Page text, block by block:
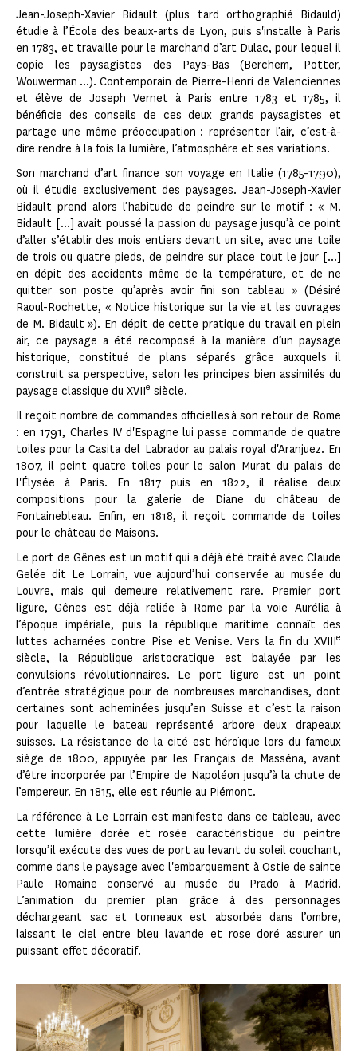
Jean-Joseph-Xavier Bidault (plus tard orthographié Bidauld)
étudie à l’École des beaux-arts de Lyon, puis s'installe à Paris
en 1783, et travaille pour le marchand d’art Dulac, pour lequel il
copie les paysagistes des Pays-Bas (Berchem, Potter,
Wouwerman ...). Contemporain de Pierre-Henri de Valenciennes
et élève de Joseph Vernet à Paris entre 1783 et 1785, il
bénéficie des conseils de ces deux grands paysagistes et
partage une même préoccupation : représenter l’air, c’est-à-
dire rendre à la fois la lumière, l’atmosphère et ses variations.
Son marchand d’art finance son voyage en Italie (1785-1790),
où il étudie exclusivement des paysages. Jean-Joseph-Xavier
Bidault prend alors l’habitude de peindre sur le motif : « M.
Bidault [...] avait poussé la passion du paysage jusqu’à ce point
d’aller s’établir des mois entiers devant un site, avec une toile
de trois ou quatre pieds, de peindre sur place tout le jour [...]
en dépit des accidents même de la température, et de ne
quitter son poste qu’après avoir fini son tableau » (Désiré
Raoul-Rochette, « Notice historique sur la vie et les ouvrages
de M. Bidault »). En dépit de cette pratique du travail en plein
air, ce paysage a été recomposé à la manière d’un paysage
historique, constitué de plans séparés grâce auxquels il
construit sa perspective, selon les principes bien assimilés du
paysage classique du XVIIe siècle.
Il reçoit nombre de commandes officielles à son retour de Rome
: en 1791, Charles IV d'Espagne lui passe commande de quatre
toiles pour la Casita del Labrador au palais royal d'Aranjuez. En
1807, il peint quatre toiles pour le salon Murat du palais de
l'Élysée à Paris. En 1817 puis en 1822, il réalise deux
compositions pour la galerie de Diane du château de
Fontainebleau. Enfin, en 1818, il reçoit commande de toiles
pour le château de Maisons.
Le port de Gênes est un motif qui a déjà été traité avec Claude
Gelée dit Le Lorrain, vue aujourd’hui conservée au musée du
Louvre, mais qui demeure relativement rare. Premier port
ligure, Gênes est déjà reliée à Rome par la voie Aurélia à
l’époque impériale, puis la république maritime connaît des
luttes acharnées contre Pise et Venise. Vers la fin du XVIIIe
siècle, la République aristocratique est balayée par les
convulsions révolutionnaires. Le port ligure est un point
d’entrée stratégique pour de nombreuses marchandises, dont
certaines sont acheminées jusqu’en Suisse et c’est la raison
pour laquelle le bateau représenté arbore deux drapeaux
suisses. La résistance de la cité est héroïque lors du fameux
siège de 1800, appuyée par les Français de Masséna, avant
d’être incorporée par l’Empire de Napoléon jusqu’à la chute de
l’empereur. En 1815, elle est réunie au Piémont.
La référence à Le Lorrain est manifeste dans ce tableau, avec
cette lumière dorée et rosée caractéristique du peintre
lorsqu’il exécute des vues de port au levant du soleil couchant,
comme dans le paysage avec l'embarquement à Ostie de sainte
Paule Romaine conservé au musée du Prado à Madrid.
L’animation du premier plan grâce à des personnages
déchargeant sac et tonneaux est absorbée dans l’ombre,
laissant le ciel entre bleu lavande et rose doré assurer un
puissant effet décoratif.